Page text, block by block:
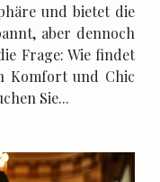
und bietet die
aber dennoch
Frage: Wie findet
Komfort und Chic
Sie...